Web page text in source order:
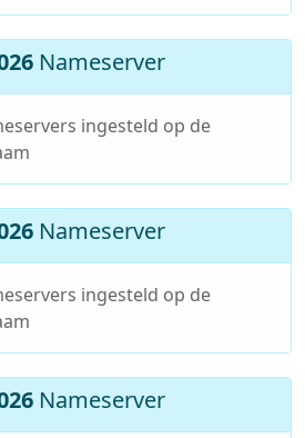
Nameserver
ingesteld op de
Nameserver
ingesteld op de
Nameserver